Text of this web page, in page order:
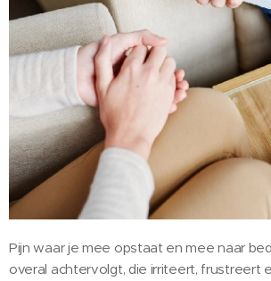
Pijn waar je mee opstaat en mee naar
overal achtervolgt, die irriteert, frustreert